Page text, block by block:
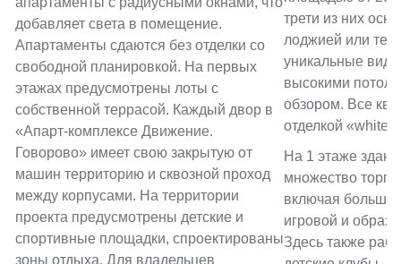
добавляет света в помещение.
Апартаменты сдаются без отделки со
свободной планировкой. На первых
этажах предусмотрены лоты с
собственной террасой. Каждый двор в
«Апарт-комплексе Движение.
Говорово» имеет свою закрытую от
машин территорию и сквозной проход
между корпусами. На территории
проекта предусмотрены детские и
спортивные площадки, спроектированы
зоны отдыха. Для владельцев
трети из них
лоджией или
уникальные
высокими
обзором. Все
отделкой «white
На 1 этаже
множество
включая
игровой и
Здесь также